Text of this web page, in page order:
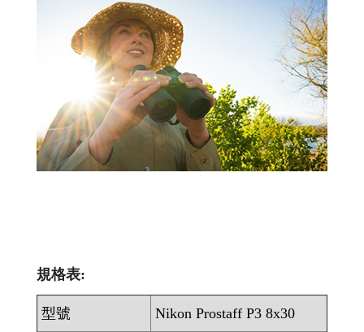
規格表:
型號 Nikon Prostaff P3 8x30